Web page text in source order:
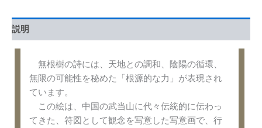
説明
無根樹の詩には、天地との調和、陰陽の循環、
無限の可能性を秘めた「根源的な力」が表現され
ています。
この絵は、中国の武当山に代々伝統的に伝わっ
てきた、符図として観念を写意した写意画で、行